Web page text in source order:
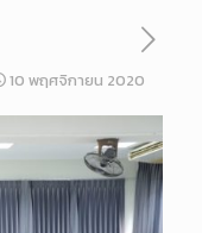
10 พฤศจิกายน 2020